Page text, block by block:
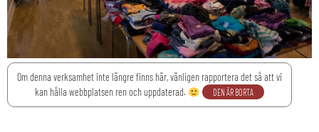
Om denna verksamhet inte längre finns här, vänligen rapportera det så att vi
kan hålla webbplatsen ren och uppdaterad.
DEN ÄR BORTA